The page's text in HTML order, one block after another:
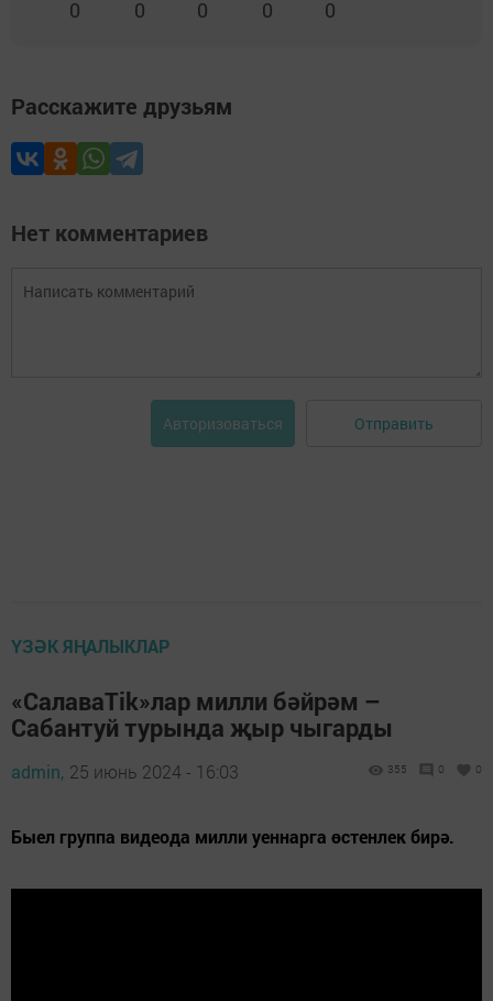
0 0 0 0 0
Расскажите друзьям
Нет комментариев
Авторизоваться Отправить
ҮЗӘК ЯҢАЛЫКЛАР
«CалаваTik»лар милли бәйрәм –
Сабантуй турында җыр чыгарды
admin, 25 июнь 2024 - 16:03 355 0 0
Быел группа видеода милли уеннарга өстенлек бирә.